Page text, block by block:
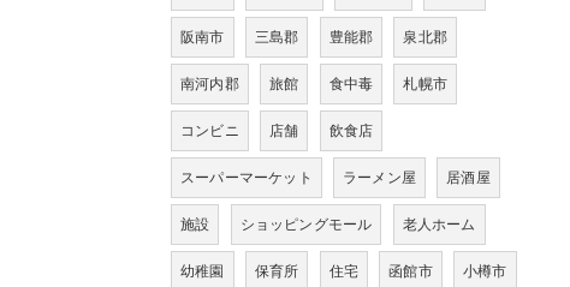
阪南市 三島郡 豊能郡 泉北郡
南河内郡 旅館 食中毒 札幌市
コンビニ 店舗 飲食店
スーパーマーケット ラーメン屋 居酒屋
施設 ショッピングモール 老人ホーム
幼稚園 保育所 住宅 函館市 小樽市